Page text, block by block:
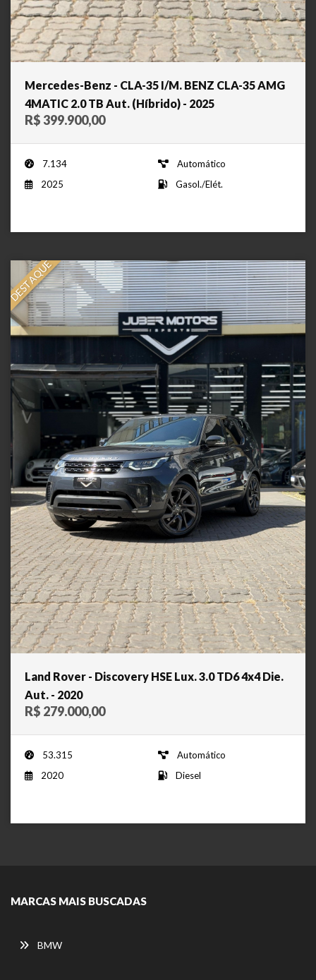
Mercedes-Benz - CLA-35 I/M. BENZ CLA-35 AMG
4MATIC 2.0 TB Aut. (Híbrido) - 2025
R$ 399.900,00
7.134
Automático
2025
Gasol./Elét.
DESTAQUE
Land Rover - Discovery HSE Lux. 3.0 TD6 4x4 Die.
Aut. - 2020
R$ 279.000,00
53.315
Automático
2020
Diesel
MARCAS MAIS BUSCADAS
BMW